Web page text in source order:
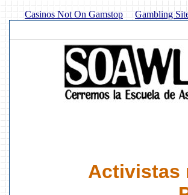
Casinos Not On Gamstop Gambling
Activistas